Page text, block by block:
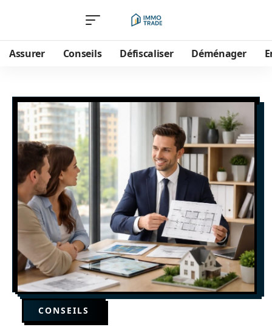
Assurer Conseils Défiscaliser Déménager
CONSEILS